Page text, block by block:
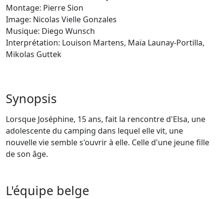
Montage: Pierre Sion
Image: Nicolas Vielle Gonzales
Musique: Diego Wunsch
Interprétation: Louison Martens, Maïa Launay-Portilla,
Mikolas Guttek
Synopsis
Lorsque Joséphine, 15 ans, fait la rencontre d'Elsa, une
adolescente du camping dans lequel elle vit, une
nouvelle vie semble s'ouvrir à elle. Celle d'une jeune fille
de son âge.
L'équipe belge